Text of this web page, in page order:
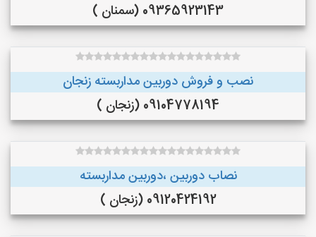
09365923143 (سمنان )
نصب و فروش دوربین مداربسته زنجان
09104778194 (زنجان )
نصاب دوربین ،دوربین مداربسته
09120424192 (زنجان )